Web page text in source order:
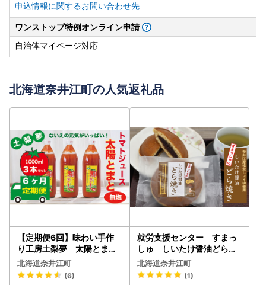
申込情報に関するお問い合わせ先
ワンストップ特例オンライン申請
自治体マイページ対応
北海道奈井江町の人気返礼品
【定期便6回】味わい手作
り工房土梨夢 太陽とまと
【無塩】 3本セット
北海道奈井江町
(6)
就労支援センター すまっ
しゅ しいたけ醤油どらや
きセット
北海道奈井江町
(1)